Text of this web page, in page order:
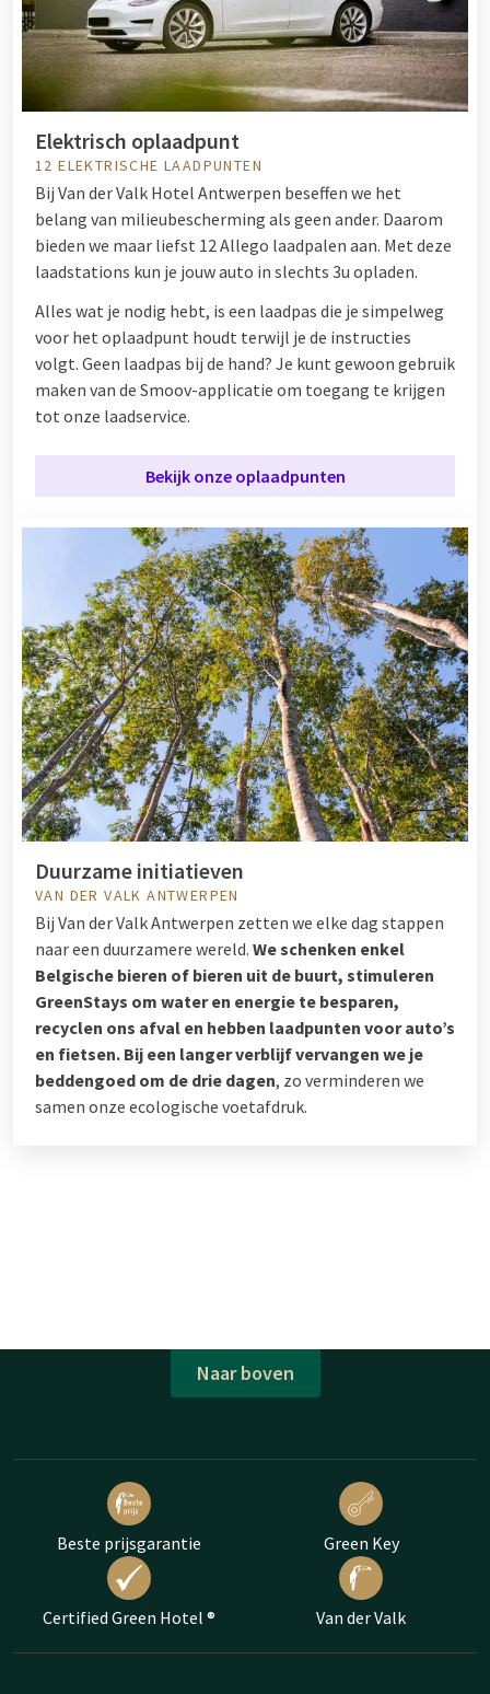
Elektrisch oplaadpunt
12 ELEKTRISCHE LAADPUNTEN
Bij Van der Valk Hotel Antwerpen beseffen we het
belang van milieubescherming als geen ander. Daarom
bieden we maar liefst 12 Allego laadpalen aan. Met deze
laadstations kun je jouw auto in slechts 3u opladen.
Alles wat je nodig hebt, is een laadpas die je simpelweg
voor het oplaadpunt houdt terwijl je de instructies
volgt. Geen laadpas bij de hand? Je kunt gewoon gebruik
maken van de Smoov-applicatie om toegang te krijgen
tot onze laadservice.
Bekijk onze oplaadpunten
Duurzame initiatieven
VAN DER VALK ANTWERPEN
Bij Van der Valk Antwerpen zetten we elke dag stappen
naar een duurzamere wereld. We schenken enkel
Belgische bieren of bieren uit de buurt, stimuleren
GreenStays om water en energie te besparen,
recyclen ons afval en hebben laadpunten voor auto’s
en fietsen. Bij een langer verblijf vervangen we je
beddengoed om de drie dagen, zo verminderen we
samen onze ecologische voetafdruk.
Naar boven
Beste prijsgarantie Green Key
Certified Green Hotel ® Van der Valk